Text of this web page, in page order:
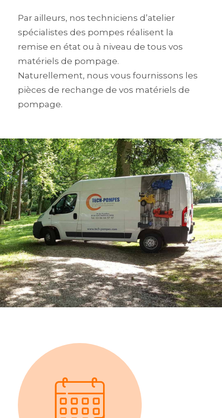
Par ailleurs, nos techniciens d’atelier
spécialistes des pompes réalisent la
remise en état ou à niveau de tous vos
matériels de pompage.
Naturellement, nous vous fournissons les
pièces de rechange de vos matériels de
pompage.